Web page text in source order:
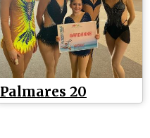
Palmares 20